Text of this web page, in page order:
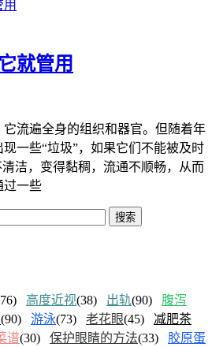
就管用
流遍全身的组织和器官。但随着年
一些“垃圾”，如果它们不能被及时
洁，变得黏稠，流通不顺畅，从而
过一些
搜索
高度近视(38) 出轨(90) 腹泻
(90) 游泳(73) 老花眼(45) 减肥茶
谱(30) 保护眼睛的方法(33) 胶原蛋